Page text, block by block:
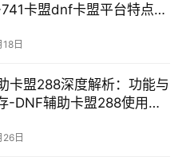
卡盟dnf卡盟平台特点与
日
卡盟288深度解析：功能与
-DNF辅助卡盟288使用指
日